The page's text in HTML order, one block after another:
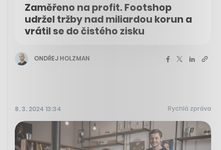
Zaměřeno na profit. Footshop
udržel tržby nad miliardou korun a
vrátil se do čistého zisku
ONDŘEJ HOLZMAN
8. 3. 2024 13:34 Rychlá zpráva